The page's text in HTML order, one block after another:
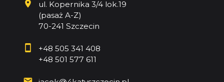
ul. Kopernika 3/4 lok.19
(pasaż A-Z)
70-241 Szczecin
+48 505 341 408
+48 501 577 611